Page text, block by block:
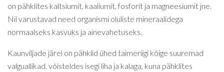
on pähklites kaltsiumit, kaaliumit, fosforit ja magneesiumit jne.
Nii varustavad need organismi oluliste mineraalidega
normaalseks kasvuks ja ainevahetuseks.
Kaunviljade järel on pähklid ühed taimeriigi kõige suuremad
valguallikad, võisteldes isegi liha ja kalaga, kuna pähklites